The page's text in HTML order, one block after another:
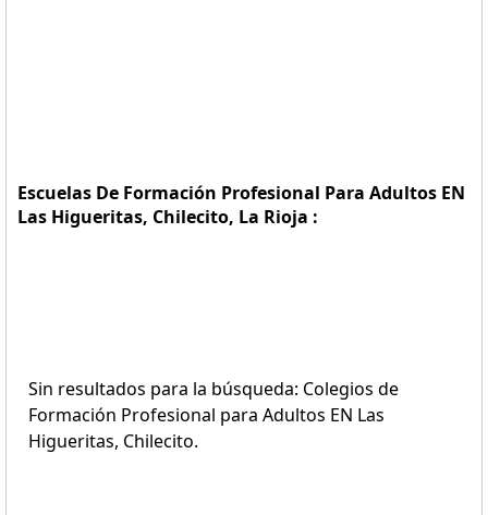
Escuelas De Formación Profesional Para Adultos EN
Las Higueritas, Chilecito, La Rioja :
Sin resultados para la búsqueda: Colegios de
Formación Profesional para Adultos EN Las
Higueritas, Chilecito.